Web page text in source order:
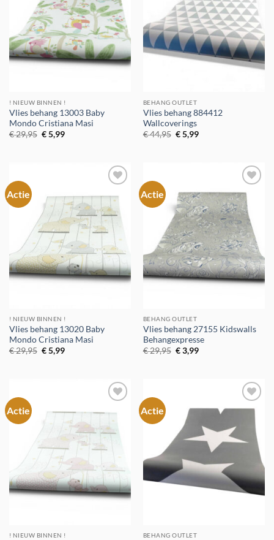
! NIEUW BINNEN !
Vlies behang 13003 Baby
Mondo Cristiana Masi
€29,95 Oorspronkelijke
prijs
€5,99Huidige
BEHANG OUTLET
Vlies behang 884412
Wallcoverings
€44,95 Oorspronkelijke
prijs
€5,99Huidige
Actie
verlanglijst
! NIEUW BINNEN !
Vlies behang 13020 Baby
Mondo Cristiana Masi
€29,95 Oorspronkelijke
prijs
€5,99Huidige
Actie
Toevoegen
aan
verlanglijst
BEHANG OUTLET
Vlies behang 27155 Kidswalls
Behangexpresse
€29,95 Oorspronkelijke
prijs
€3,99Huidige
Actie
verlanglijst
! NIEUW BINNEN !
Actie
Toevoegen
verlanglijst
BEHANG OUTLET